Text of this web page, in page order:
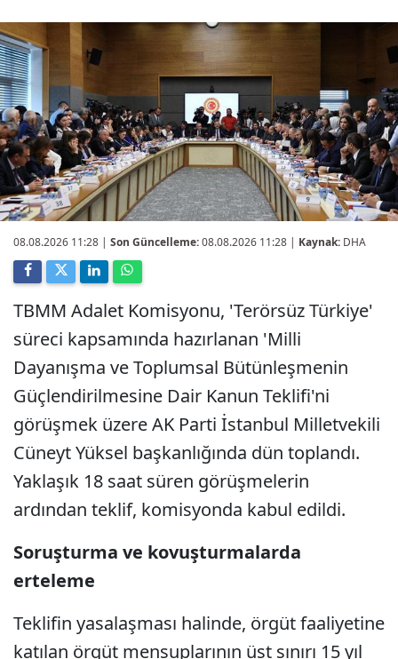
08.08.2026 11:28 | Son Güncelleme:08.08.2026 11:28 | Kaynak: DHA
TBMM Adalet Komisyonu, 'Terörsüz Türkiye'
süreci kapsamında hazırlanan 'Milli
Dayanışma ve Toplumsal Bütünleşmenin
Güçlendirilmesine Dair Kanun Teklifi'ni
görüşmek üzere AK Parti İstanbul Milletvekili
Cüneyt Yüksel başkanlığında dün toplandı.
Yaklaşık 18 saat süren görüşmelerin
ardından teklif, komisyonda kabul edildi.
Soruşturma ve kovuşturmalarda
erteleme
Teklifin yasalaşması halinde, örgüt faaliyetine
katılan örgüt mensuplarının üst sınırı 15 yıl